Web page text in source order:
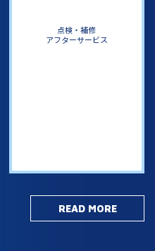
点検・補修
アフターサービス
READ MORE